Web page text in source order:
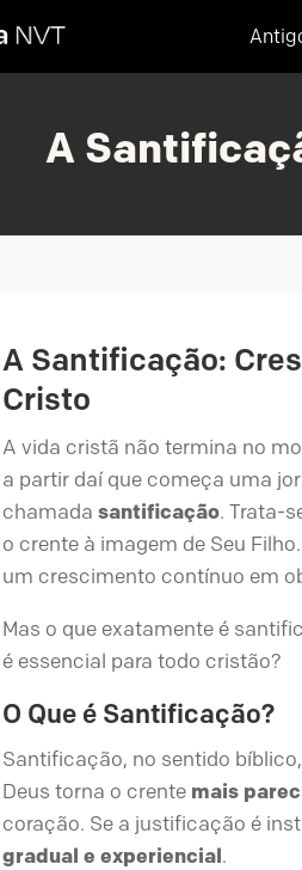
A
A Santificação:
Cristo
A vida cristã não termina no
a partir daí que começa uma
chamadasantificação. Trata-
o crente à imagem de Seu
um crescimento contínuo em
Mas o que exatamente é
é essencial para todo cristão?
O Que é Santificação?
Santificação, no sentido
Deus torna o crente mais
coração. Se a justificação é
gradual e experiencial.